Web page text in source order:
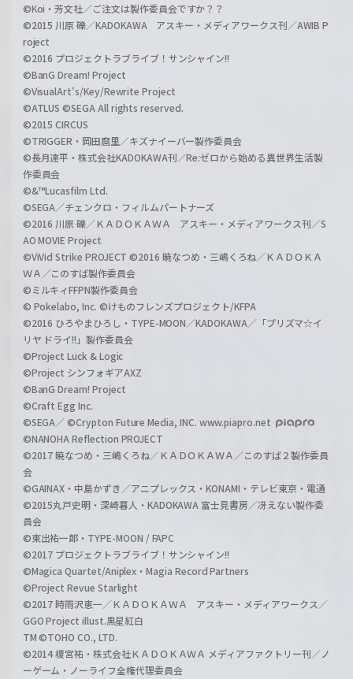
©Koi・芳文社／ご注文は製作委員会ですか？？
©2015 川原 礫／KADOKAWA アスキー・メディアワークス刊／AWIB P
roject
©2016 プロジェクトラブライブ！サンシャイン!!
©BanG Dream! Project
©VisualArt's/Key/Rewrite Project
©ATLUS ©SEGA All rights reserved.
©2015 CIRCUS
©TRIGGER・岡田麿里／キズナイーバー製作委員会
©長月達平・株式会社KADOKAWA刊／Re:ゼロから始める異世界生活製
作委員会
©&™Lucasfilm Ltd.
©SEGA／チェンクロ・フィルムパートナーズ
©2016 川原 礫／ＫＡＤＯＫＡＷＡ アスキー・メディアワークス刊／S
AO MOVIE Project
©ViVid Strike PROJECT ©2016 暁なつめ・三嶋くろね／ＫＡＤＯＫＡ
ＷＡ／このすば製作委員会
©ミルキィFFPN製作委員会
© Pokelabo, Inc. ©けものフレンズプロジェクト/KFPA
©2016 ひろやまひろし・TYPE-MOON／KADOKAWA／「プリズマ☆イ
リヤ ドライ!!」製作委員会
©Project Luck & Logic
©Project シンフォギアAXZ
©BanG Dream! Project
©Craft Egg Inc.
©SEGA／ ©Crypton Future Media, INC. www.piapro.net
©NANOHA Reflection PROJECT
©2017 暁なつめ・三嶋くろね／ＫＡＤＯＫＡＷＡ／このすば２製作委員
会
©GAINAX・中島かずき／アニプレックス・KONAMI・テレビ東京・電通
©2015丸戸史明・深崎暮人・KADOKAWA 富士見書房／冴えない製作委
員会
©東出祐一郎・TYPE-MOON / FAPC
©2017 プロジェクトラブライブ！サンシャイン!!
©Magica Quartet/Aniplex・Magia Record Partners
©Project Revue Starlight
©2017 時雨沢恵一／ＫＡＤＯＫＡＷＡ アスキー・メディアワークス／
GGO Project illust.黒星紅白
TM ©TOHO CO., LTD.
©2014 榎宮祐・株式会社ＫＡＤＯＫＡＷＡ メディアファクトリー刊／ノ
ーゲーム・ノーライフ全権代理委員会